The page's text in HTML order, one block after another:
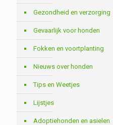
Gezondheid en verzorging
Gevaarlijk voor honden
Fokken en voortplanting
Nieuws over honden
Tips en Weetjes
Lijstjes
Adoptiehonden en asielen